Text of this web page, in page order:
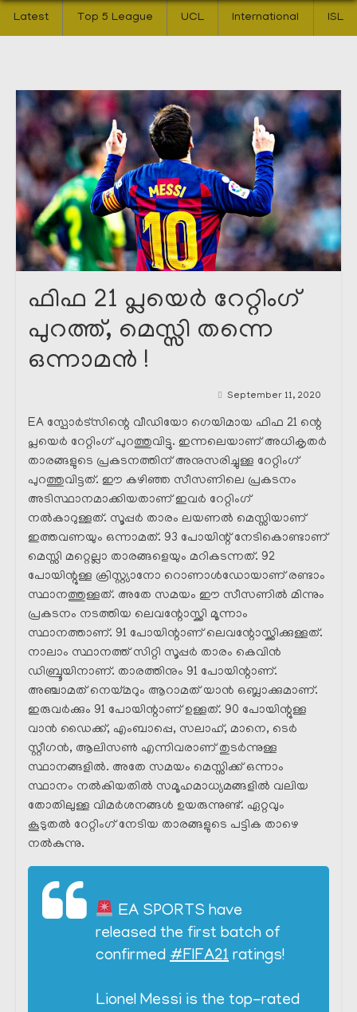
Latest Top 5 League UCL International ISL
ഫിഫ 21 പ്ലയെർ റേറ്റിംഗ്
പുറത്ത്, മെസ്സി തന്നെ
ഒന്നാമൻ !
September 11, 2020
EA സ്പോർട്സിന്റെ വീഡിയോ ഗെയിമായ ഫിഫ 21 ന്റെ
പ്ലയെർ റേറ്റിംഗ് പുറത്തുവിട്ടു. ഇന്നലെയാണ് അധികൃതർ
താരങ്ങളുടെ പ്രകടനത്തിന് അനുസരിച്ചുള്ള റേറ്റിംഗ്
പുറത്തുവിട്ടത്. ഈ കഴിഞ്ഞ സീസണിലെ പ്രകടനം
അടിസ്ഥാനമാക്കിയതാണ് ഇവർ റേറ്റിംഗ്
നൽകാറുള്ളത്. സൂപ്പർ താരം ലയണൽ മെസ്സിയാണ്
ഇത്തവണയും ഒന്നാമത്. 93 പോയിന്റ് നേടികൊണ്ടാണ്
മെസ്സി മറ്റെല്ലാ താരങ്ങളെയും മറികടന്നത്. 92
പോയിന്റുള്ള ക്രിസ്റ്റ്യാനോ റൊണാൾഡോയാണ് രണ്ടാം
സ്ഥാനത്തുള്ളത്. അതേ സമയം ഈ സീസണിൽ മിന്നും
പ്രകടനം നടത്തിയ ലെവന്റോസ്ക്കി മൂന്നാം
സ്ഥാനത്താണ്. 91 പോയിന്റാണ് ലെവന്റോസ്ക്കിക്കുള്ളത്.
നാലാം സ്ഥാനത്ത് സിറ്റി സൂപ്പർ താരം കെവിൻ
ഡിബ്രൂയിനാണ്. താരത്തിനും 91 പോയിന്റാണ്.
അഞ്ചാമത് നെയ്മറും ആറാമത് യാൻ ഒബ്ലാക്കുമാണ്.
ഇരുവർക്കും 91 പോയിന്റാണ് ഉള്ളത്. 90 പോയിന്റുള്ള
വാൻ ഡൈക്ക്, എംബാപ്പെ, സലാഹ്, മാനെ, ടെർ
സ്റ്റീഗൻ, ആലിസൺ എന്നിവരാണ് തുടർന്നുള്ള
സ്ഥാനങ്ങളിൽ. അതേ സമയം മെസ്സിക്ക് ഒന്നാം
സ്ഥാനം നൽകിയതിൽ സമൂഹമാധ്യമങ്ങളിൽ വലിയ
തോതിലുള്ള വിമർശനങ്ങൾ ഉയരുന്നുണ്ട്. ഏറ്റവും
കൂടുതൽ റേറ്റിംഗ് നേടിയ താരങ്ങളുടെ പട്ടിക താഴെ
നൽകുന്നു.
EA SPORTS have
released the first batch of
confirmed #FIFA21 ratings!
Lionel Messi is the top-rated